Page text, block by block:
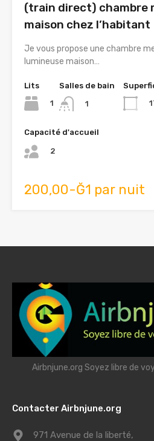
(train direct) chambre
maison chez l’habitant
Je vous propose une chambre
lumineuse maison…
Lits
1
Salles de bain
1
Capacité d'accueil
2
200,00-Ğ1 par nuit
Airbnjune.org Soyez libre de
Contacter Airbnjune.org
971 Avenue de la liberté,